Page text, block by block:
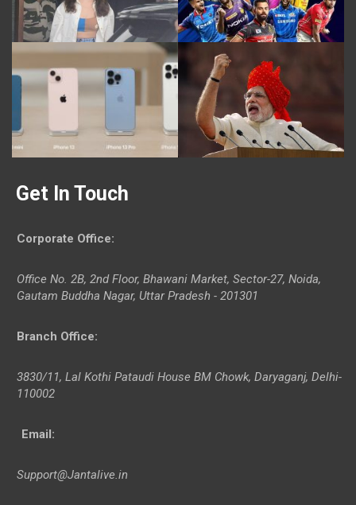
Get In Touch
Corporate Office:
Office No. 2B, 2nd Floor, Bhawani Market, Sector-27, Noida,
Gautam Buddha Nagar, Uttar Pradesh - 201301
Branch Office:
3830/11, Lal Kothi Pataudi House BM Chowk, Daryaganj, Delhi-
110002
Email:
Support@Jantalive.in